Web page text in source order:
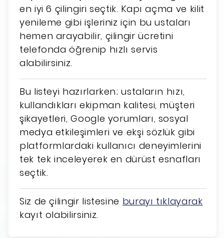
en iyi 6 çilingiri seçtik. Kapı açma ve kilit
yenileme gibi işleriniz için bu ustaları
hemen arayabilir, çilingir ücretini
telefonda öğrenip hızlı servis
alabilirsiniz.
Bu listeyi hazırlarken; ustaların hızı,
kullandıkları ekipman kalitesi, müşteri
şikayetleri, Google yorumları, sosyal
medya etkileşimleri ve ekşi sözlük gibi
platformlardaki kullanıcı deneyimlerini
tek tek inceleyerek en dürüst esnafları
seçtik.
Siz de çilingir listesine burayı tıklayarak
kayıt olabilirsiniz.